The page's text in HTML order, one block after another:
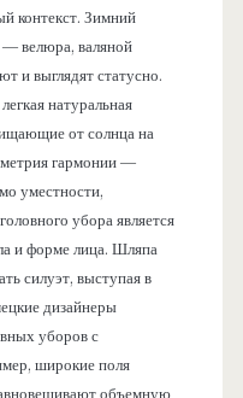
контекст. Зимний
— велюра, валяной
и выглядят статусно.
натуральная
от солнца на
гармонии —
уместности,
убора является
и форме лица. Шляпа
силуэт, выступая в
дизайнеры
уборов с
широкие поля
объемную